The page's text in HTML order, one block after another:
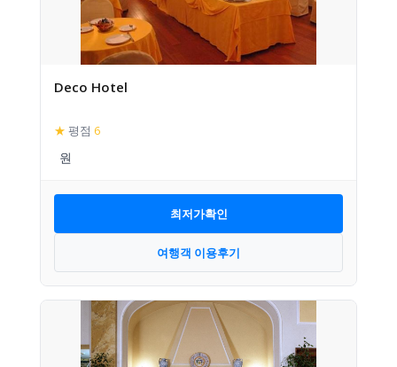
Deco Hotel
★ 평점 6
최저가확인
여행객 이용후기